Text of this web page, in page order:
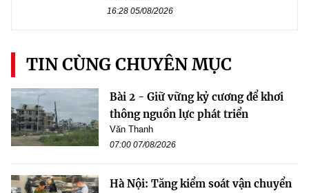
16:28 05/08/2026
TIN CÙNG CHUYÊN MỤC
Bài 2 - Giữ vững kỷ cương để khơi
thông nguồn lực phát triển
Văn Thanh
07:00 07/08/2026
Hà Nội: Tăng kiểm soát vận chuyển